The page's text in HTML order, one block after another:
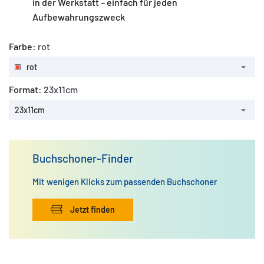
Aufbewahrungszweck
Farbe: rot
rot
Format: 23x11cm
23x11cm
Buchschoner-Finder
Mit wenigen Klicks zum passenden Buchschoner
Jetzt finden